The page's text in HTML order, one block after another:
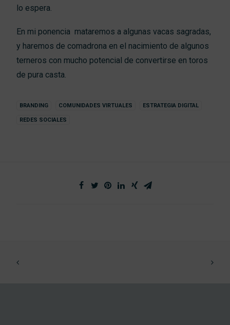
lo espera.
En mi ponencia mataremos a algunas vacas sagradas,
y haremos de comadrona en el nacimiento de algunos
terneros con mucho potencial de convertirse en toros
de pura casta.
BRANDING COMUNIDADES VIRTUALES ESTRATEGIA DIGITAL
REDES SOCIALES